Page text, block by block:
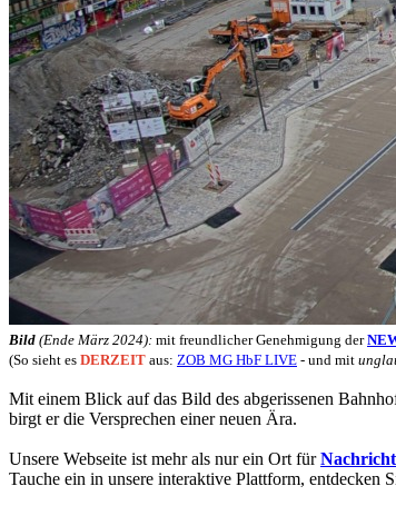
Bild (Ende März 2024): mit freundlicher Genehmigung der
(So sieht es DERZEIT aus: ZOB MG HbF LIVE - und mit
Mit einem Blick auf das Bild des abgerissenen
birgt er die Versprechen einer neuen Ära.
Unsere Webseite ist mehr als nur ein Ort für
Tauche ein in unsere interaktive Plattform, entdecken